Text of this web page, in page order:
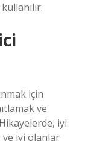
için
ve
iyi
iyi olanlar